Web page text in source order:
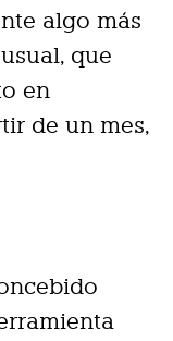
algo más
que
en
de un mes,